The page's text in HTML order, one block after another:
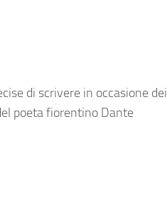
di scrivere in occasione dei
poeta fiorentino Dante